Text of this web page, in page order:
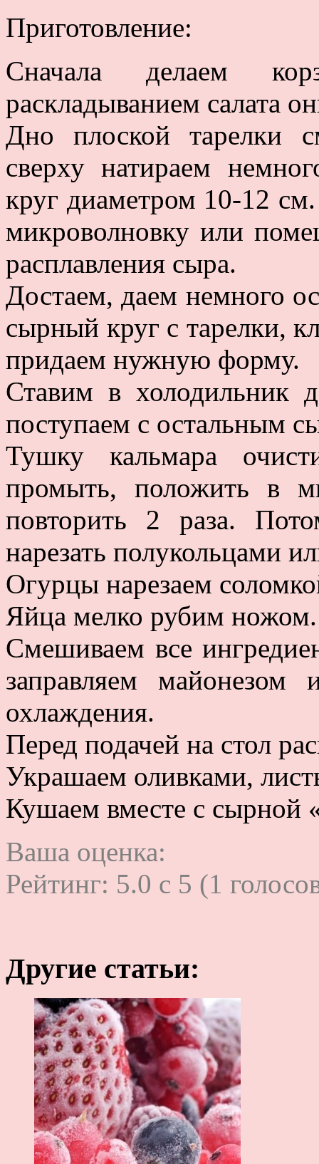
Приготовление:
Сначала делаем
раскладыванием салата
Дно плоской тарелки
сверху натираем
круг диаметром 10-12
микроволновку или
расплавления сыра.
Достаем, даем немного
сырный круг с тарелки,
придаем нужную форму.
Ставим в холодильник
поступаем с остальным
Тушку кальмара
промыть, положить в
повторить 2 раза.
нарезать полукольцами
Огурцы нарезаем
Яйца мелко рубим ножом.
Смешиваем все
заправляем
охлаждения.
Перед подачей на стол
Украшаем оливками,
Кушаем вместе с сырной
Ваша оценка:
Рейтинг: 5.0 c 5 (1
Другие статьи: